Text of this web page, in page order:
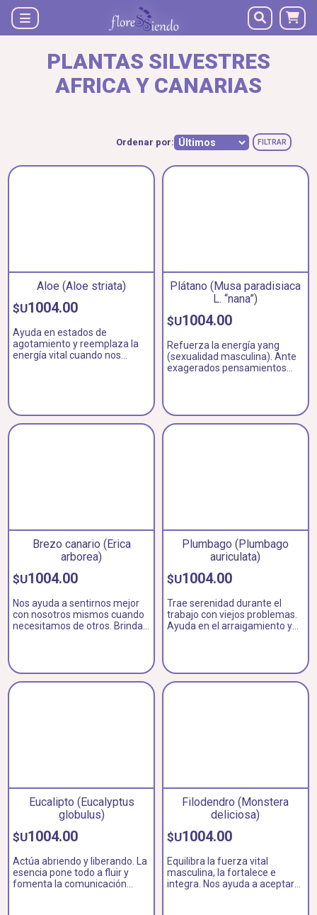
PLANTAS SILVESTRES
AFRICA Y CANARIAS
Ordenar por: FILTRAR
Aloe (Aloe striata)
$U1004.00
Ayuda en estados de
agotamiento y reemplaza la
energía vital cuando nos
Plátano (Musa paradisiaca
L. “nana”)
$U1004.00
Refuerza la energía yang
(sexualidad masculina). Ante
exagerados pensamientos
Brezo canario (Erica
arborea)
$U1004.00
Nos ayuda a sentirnos mejor
con nosotros mismos cuando
necesitamos de otros. Brinda
Plumbago (Plumbago
auriculata)
$U1004.00
Trae serenidad durante el
trabajo con viejos problemas.
Ayuda en el arraigamiento y
Eucalipto (Eucalyptus
globulus)
$U1004.00
Actúa abriendo y liberando. La
esencia pone todo a fluir y
fomenta la comunicación
Filodendro (Monstera
deliciosa)
$U1004.00
Equilibra la fuerza vital
masculina, la fortalece e
integra. Nos ayuda a aceptar